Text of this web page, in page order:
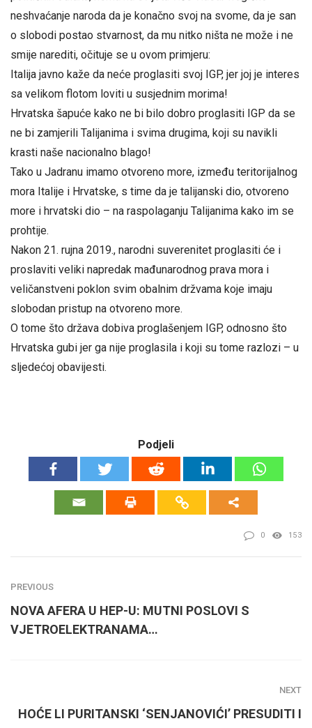
neshvaćanje naroda da je konačno svoj na svome, da je san
o slobodi postao stvarnost, da mu nitko ništa ne može i ne
smije narediti, očituje se u ovom primjeru:
Italija javno kaže da neće proglasiti svoj IGP, jer joj je interes
sa velikom flotom loviti u susjednim morima!
Hrvatska šapuće kako ne bi bilo dobro proglasiti IGP da se
ne bi zamjerili Talijanima i svima drugima, koji su navikli
krasti naše nacionalno blago!
Tako u Jadranu imamo otvoreno more, između teritorijalnog
mora Italije i Hrvatske, s time da je talijanski dio, otvoreno
more i hrvatski dio – na raspolaganju Talijanima kako im se
prohtije.
Nakon 21. rujna 2019., narodni suverenitet proglasiti će i
proslaviti veliki napredak mađunarodnog prava mora i
veličanstveni poklon svim obalnim držvama koje imaju
slobodan pristup na otvoreno more.
O tome što država dobiva proglašenjem IGP, odnosno što
Hrvatska gubi jer ga nije proglasila i koji su tome razlozi – u
sljedećoj obavijesti.
Podjeli
0 153
PREVIOUS
NOVA AFERA U HEP-U: MUTNI POSLOVI S
VJETROELEKTRANAMA…
NEXT
HOĆE LI PURITANSKI ‘SENJANOVIĆI’ PRESUDITI I